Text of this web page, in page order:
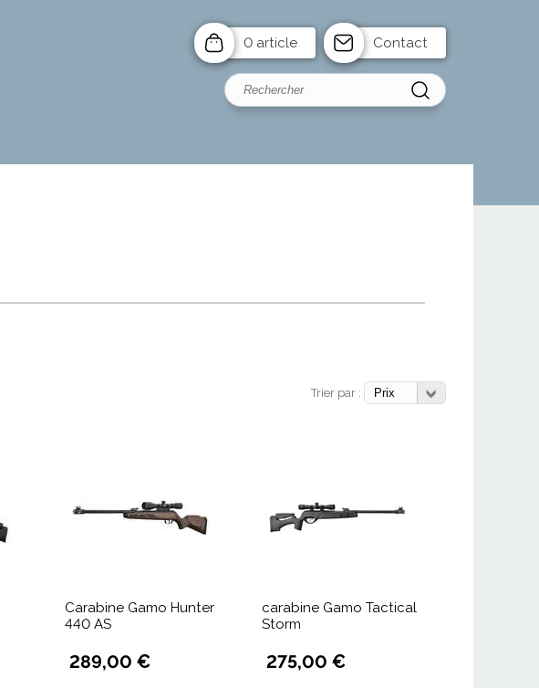
0 article Contact
Trier par :
Carabine Gamo Hunter
440 AS
289,00 €
carabine Gamo Tactical
Storm
275,00 €